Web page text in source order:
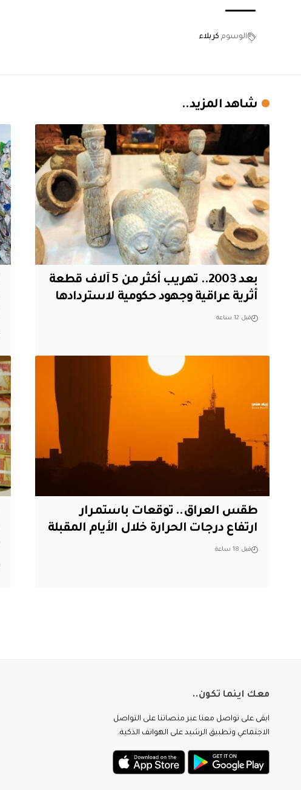
الوسوم كربلاء
شاهد المزيد..
بعد 2003.. تهريب أكثر من 5 آلاف قطعة
أثرية عراقية وجهود حكومية لاستردادها
قبل 12 ساعة
طقس العراق.. توقعات باستمرار
ارتفاع درجات الحرارة خلال الأيام المقبلة
قبل 18 ساعة
معك اينما تكون..
ابقى على تواصل معنا عبر منصاتنا على التواصل
الاجتماعي وتطبيق الرشيد على الهواتف الذكية.